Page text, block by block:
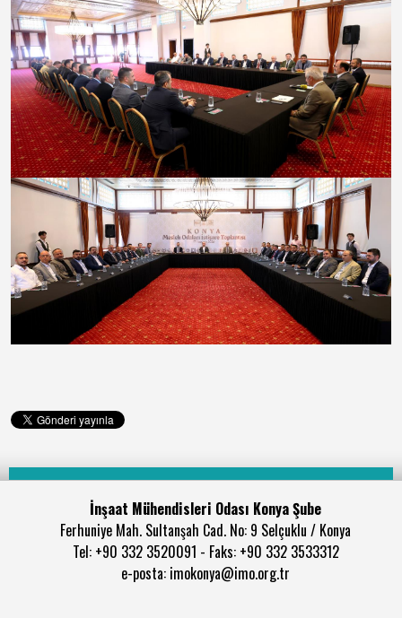
İnşaat Mühendisleri Odası Konya Şube
Ferhuniye Mah. Sultanşah Cad. No: 9 Selçuklu / Konya
Tel: +90 332 3520091 - Faks: +90 332 3533312
e-posta: imokonya@imo.org.tr